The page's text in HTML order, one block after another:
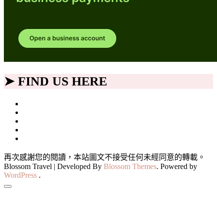
➤ FIND US HERE
再次感謝您的閱讀，本站圖文不接受任何未經同意的轉載。
Blossom Travel | Developed By Blossom Themes. Powered by
WordPress .